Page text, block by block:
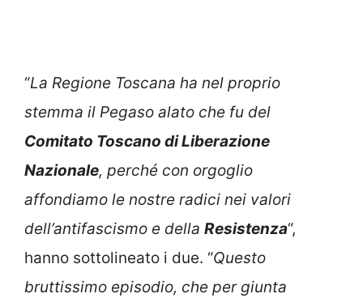
“La Regione Toscana ha nel proprio
stemma il Pegaso alato che fu del
Comitato Toscano di Liberazione
Nazionale, perché con orgoglio
affondiamo le nostre radici nei valori
dell’antifascismo e della Resistenza“,
hanno sottolineato i due. “Questo
bruttissimo episodio, che per giunta